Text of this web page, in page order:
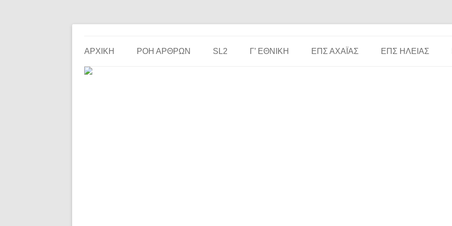
ΑΡΧΙΚΗ ΡΟΗ ΑΡΘΡΩΝ SL2 Γ’ ΕΘΝΙΚΉ ΕΠΣ ΑΧΑΪ́ΑΣ ΕΠΣ ΗΛΕΊΑΣ